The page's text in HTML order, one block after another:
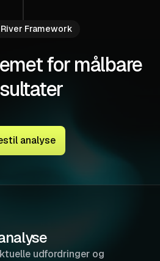
Framework
for målbare
analyse
udfordringer og